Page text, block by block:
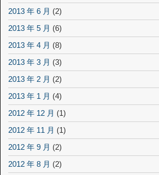
2013 年 6 月 (2)
2013 年 5 月 (6)
2013 年 4 月 (8)
2013 年 3 月 (3)
2013 年 2 月 (2)
2013 年 1 月 (4)
2012 年 12 月 (1)
2012 年 11 月 (1)
2012 年 9 月 (2)
2012 年 8 月 (2)